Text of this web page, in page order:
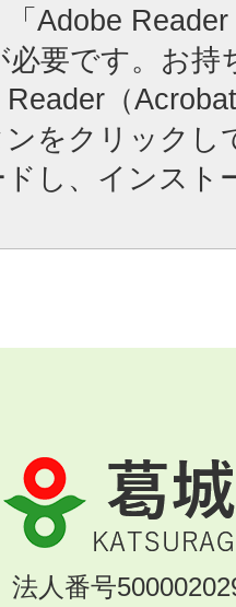
「Adobe
必要です。お持
（
をクリックし
し、インスト
葛
城
市
KATSURAGI
法人番号